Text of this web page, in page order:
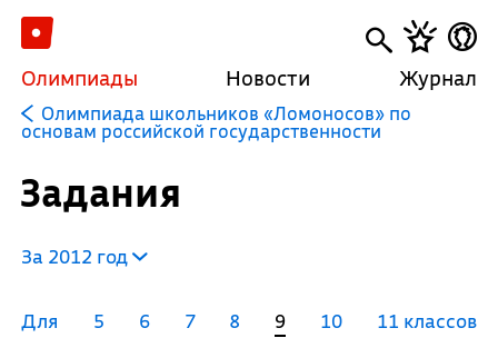
Олимпиады Новости Журнал
Олимпиада школьников «Ломоносов» по
основам российской государственности
Задания
За 2012 год
Для 5 6 7 8 9 10 11 классов